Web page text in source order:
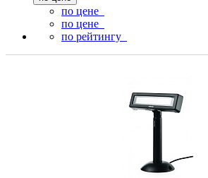
по цене
по цене
по рейтингу